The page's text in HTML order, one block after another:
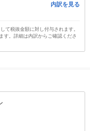
内訳を見る
て税抜金額に対し付与されます。
す。詳細は内訳からご確認くださ